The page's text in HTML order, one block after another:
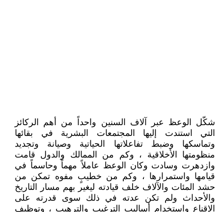
شكّل الوعظ عبر آلاف السنين واحداً من أهم الركائز
التي استندت إليها المجتمعات البشرية في بقائها
وتماسكها وضبط تفاعلاتها الحياتية وصيانة وتجديد
منظومتها الأخلاقية ، وكم من الممالك والدول قامت
وازدهرت وسادت وكان الوعظ عاملاً مهماً وحاسماً في
قيامها واستمرارها ، وكم من خطيبٍ مفوه تمكن من
حشد المئات والآلاف خلف قيادته ليغير بهم مسار التاريخ
والأحداث ولم تكن عدته في ذلك سوى قدرته على
الإقناع واستخدام أساليب الترغيب والترهيب ، وتوظيف